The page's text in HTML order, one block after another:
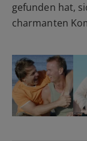
gefunden hat,
charmanten